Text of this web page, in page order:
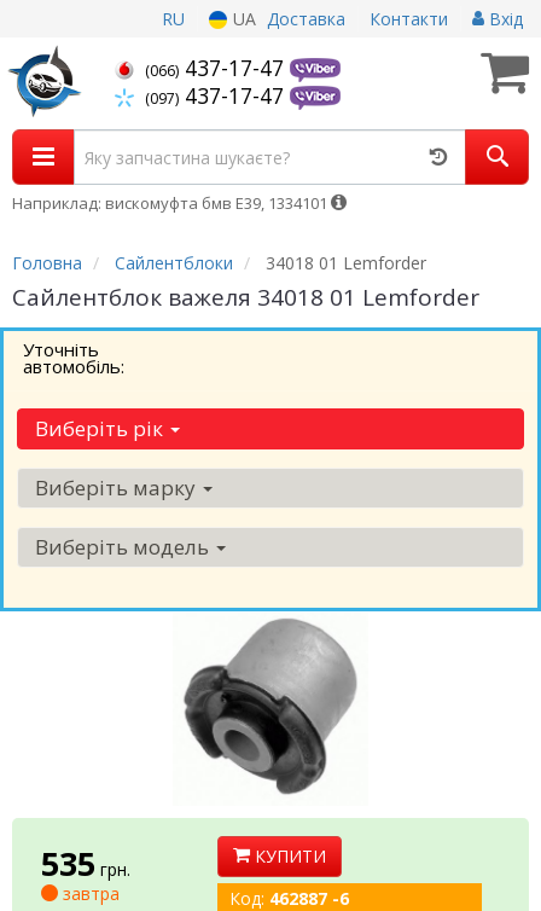
RU UA Доставка Контакти Вхід
(066) 437-17-47
(097) 437-17-47
Наприклад: вискомуфта бмв Е39, 1334101
Головна Сайлентблоки 34018 01 Lemforder
Сайлентблок важеля 34018 01 Lemforder
Уточніть
автомобіль:
Виберіть рік
Виберіть марку
Виберіть модель
535 грн.
завтра
КУПИТИ
Код: 462887 -6